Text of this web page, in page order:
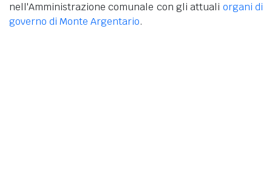
nell'Amministrazione comunale con gli attuali organi di
governo di Monte Argentario.